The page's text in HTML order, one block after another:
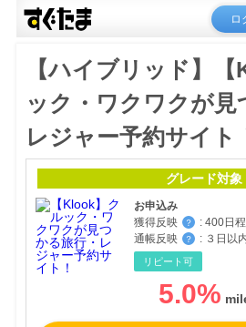
ロ
【ハイブリッド】
ック・ワクワクが見
レジャー予約サイト
グレード対象
お申込み
獲得反映
？ : 400日
通帳反映
？ : ３日以
リピート可
5.0%